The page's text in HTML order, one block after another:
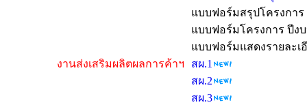
แบบฟอร์มสรุปโครงการ
แบบฟอร์มโครงการ ปีง
แบบฟอร์มแสดงรายละ
งานส่งเสริมผลิตผลการค้าฯ
สผ.1
สผ.2
สผ.3